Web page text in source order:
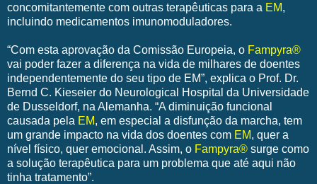
concomitantemente com outras terapêuticas para a EM,
incluindo medicamentos imunomoduladores.
“Com esta aprovação da Comissão Europeia, o Fampyra®
vai poder fazer a diferença na vida de milhares de doentes
independentemente do seu tipo de EM”, explica o Prof. Dr.
Bernd C. Kieseier do Neurological Hospital da Universidade
de Dusseldorf, na Alemanha. “A diminuição funcional
causada pela EM, em especial a disfunção da marcha, tem
um grande impacto na vida dos doentes com EM, quer a
nível físico, quer emocional. Assim, o Fampyra® surge como
a solução terapêutica para um problema que até aqui não
tinha tratamento”.